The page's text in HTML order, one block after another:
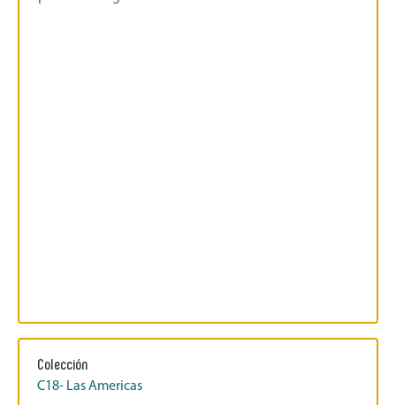
Colección
C18- Las Americas